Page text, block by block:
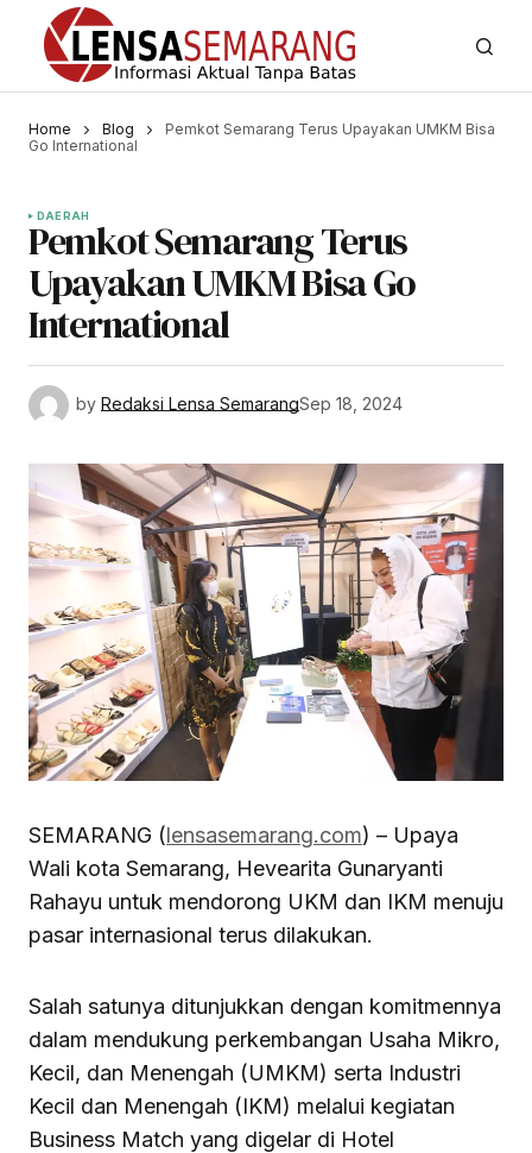
Home Blog
Pemkot Semarang Terus Upayakan UMKM Bisa
Go International
DAERAH
Pemkot Semarang Terus
Upayakan UMKM Bisa Go
International
by Redaksi Lensa SemarangSep 18, 2024
SEMARANG (lensasemarang.com) – Upaya
Wali kota Semarang, Hevearita Gunaryanti
Rahayu untuk mendorong UKM dan IKM menuju
pasar internasional terus dilakukan.
Salah satunya ditunjukkan dengan komitmennya
dalam mendukung perkembangan Usaha Mikro,
Kecil, dan Menengah (UMKM) serta Industri
Kecil dan Menengah (IKM) melalui kegiatan
Business Match yang digelar di Hotel